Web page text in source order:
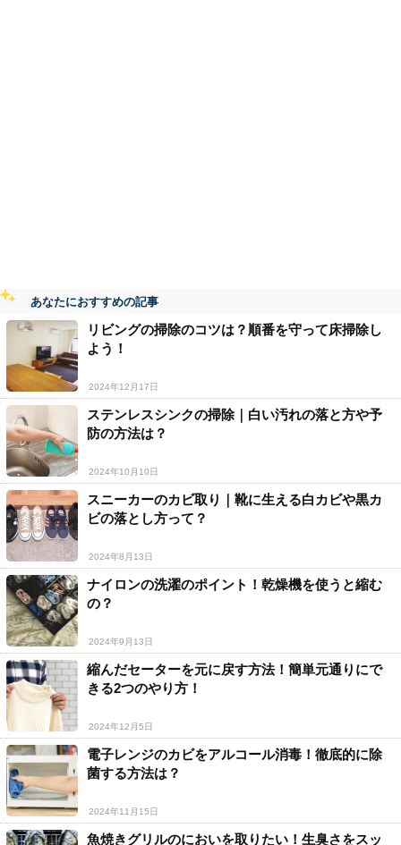
あなたにおすすめの記事
リビングの掃除のコツは？順番を守って床掃除し
よう！
2024年12月17日
ステンレスシンクの掃除｜白い汚れの落と方や予
防の方法は？
2024年10月10日
スニーカーのカビ取り｜靴に生える白カビや黒カ
ビの落とし方って？
2024年8月13日
ナイロンの洗濯のポイント！乾燥機を使うと縮む
の？
2024年9月13日
縮んだセーターを元に戻す方法！簡単元通りにで
きる2つのやり方！
2024年12月5日
電子レンジのカビをアルコール消毒！徹底的に除
菌する方法は？
2024年11月15日
魚焼きグリルのにおいを取りたい！生臭さをスッ